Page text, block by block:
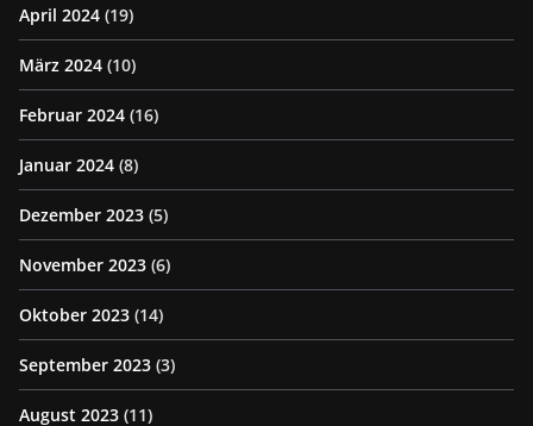
April 2024 (19)
März 2024 (10)
Februar 2024 (16)
Januar 2024 (8)
Dezember 2023 (5)
November 2023 (6)
Oktober 2023 (14)
September 2023 (3)
August 2023 (11)